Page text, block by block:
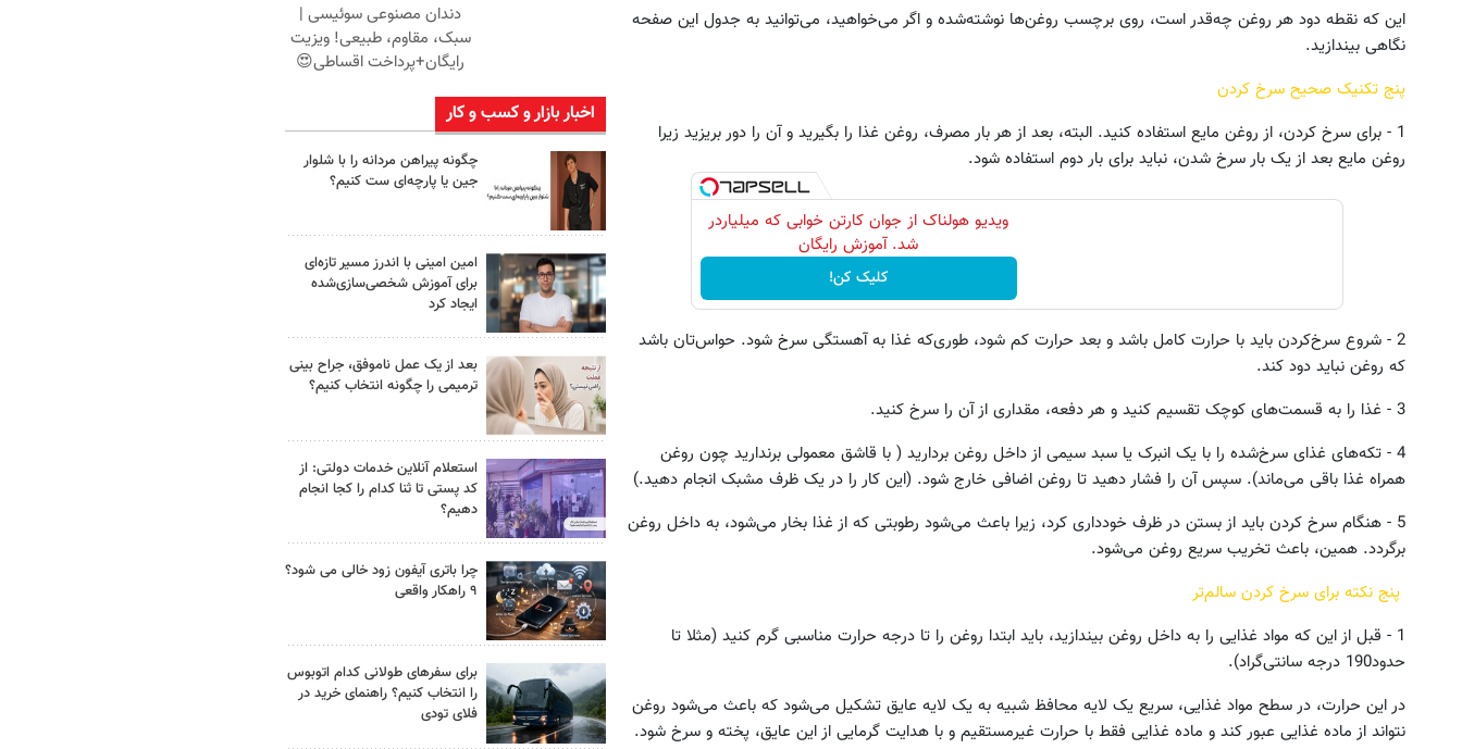
این که نقطه دود هر روغن چه‌قدر است، روی برچسب‌ روغن‌ها نوشته‌شده و اگر می‌خواهید، می‌توانید به جدول این صفحه
نگاهی بیندازید.
پنج تکنیک صحیح سرخ کردن
1 - برای سرخ کردن، از روغن مایع استفاده کنید. البته، بعد از هر بار مصرف، روغن غذا را بگیرید و آن را دور بریزید زیرا
روغن مایع بعد از یک بار سرخ شدن، نباید برای بار دوم استفاده شود.
ویدیو هولناک از جوان کارتن خوابی که میلیاردر
شد. آموزش رایگان
کلیک کن!
2 - شروع سرخ‌کردن باید با حرارت کامل باشد و بعد حرارت کم شود، طوری‌که غذا به آهستگی سرخ شود. حواس‌تان باشد
که روغن نباید دود کند.
3 - غذا را به قسمت‌های کوچک تقسیم کنید و هر دفعه، مقداری از آن را سرخ کنید.
4 - تکه‌های غذای سرخ‌شده را با یک انبرک یا سبد سیمی از داخل روغن بردارید ( با قاشق معمولی برندارید چون روغن
همراه غذا باقی می‌ماند). سپس آن را فشار دهید تا روغن اضافی خارج شود. (این کار را در یک ظرف مشبک انجام دهید.)
5 - هنگام سرخ کردن باید از بستن در ظرف خودداری کرد، زیرا باعث می‌شود رطوبتی که از غذا بخار می‌شود، به داخل روغن
برگردد. همین، باعث تخریب سریع روغن می‌شود.
پنج نکته برای سرخ کردن سالم‌تر
1 - قبل از این که مواد غذایی را به داخل روغن بیندازید، باید ابتدا روغن را تا درجه حرارت مناسبی گرم کنید (مثلا تا
حدود190 درجه سانتی‌گراد).
در این حرارت، در سطح مواد غذایی، سریع یک لایه محافظ شبیه به یک لایه عایق تشکیل می‌شود که باعث می‌شود روغن
نتواند از ماده غذایی عبور کند و ماده غذایی فقط با حرارت غیرمستقیم و با هدایت گرمایی از این عایق، پخته و سرخ شود.
دندان مصنوعی سوئیسی |
سبک، مقاوم، طبیعی! ویزیت
رایگان+پرداخت اقساطی😍
اخبار بازار و کسب و کار
چگونه پیراهن مردانه را با شلوار
جین یا پارچه‌ای ست کنیم؟
امین امینی با اندرز مسیر تازه‌ای
برای آموزش شخصی‌سازی‌شده
ایجاد کرد
بعد از یک عمل ناموفق، جراح بینی
ترمیمی را چگونه انتخاب کنیم؟
استعلام آنلاین خدمات دولتی: از
کد پستی تا ثنا کدام را کجا انجام
دهیم؟
چرا باتری آیفون زود خالی می شود؟
۹ راهکار واقعی
برای سفرهای طولانی کدام اتوبوس
را انتخاب کنیم؟ راهنمای خرید در
فلای تودی